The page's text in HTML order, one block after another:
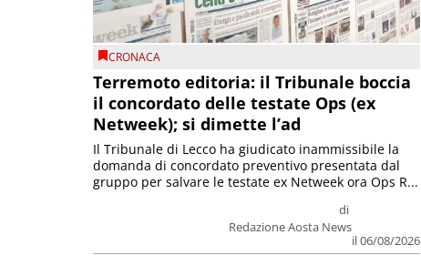
CRONACA
Terremoto editoria: il Tribunale boccia
il concordato delle testate Ops (ex
Netweek); si dimette l’ad
di
Redazione Aosta News
il 06/08/2026
Il Tribunale di Lecco ha giudicato inammissibile la
domanda di concordato preventivo presentata dal
gruppo per salvare le testate ex Netweek ora Ops R...